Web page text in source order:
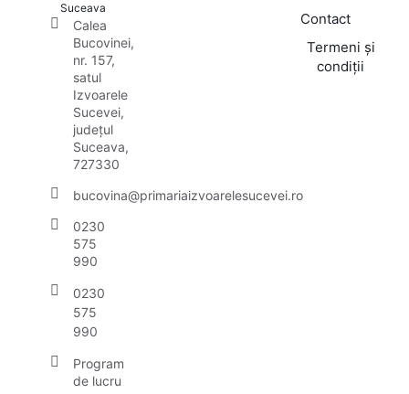
Suceava
Calea
Bucovinei,
nr. 157,
satul
Izvoarele
Sucevei,
județul
Suceava,
727330
bucovina@primariaizvoarelesucevei.ro
0230
575
990
0230
575
990
Program
de lucru
Contact
Termeni și
condiții